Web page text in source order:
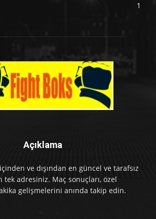
1
Açıklama
ve dışından en güncel ve tarafsız
adresiniz. Maç sonuçları, özel
gelişmelerini anında takip edin.